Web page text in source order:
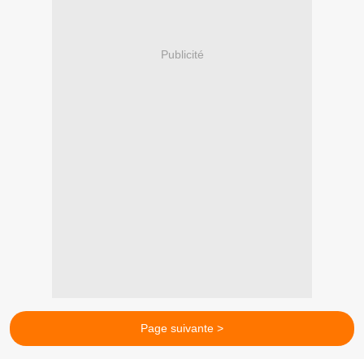
Publicité
Page suivante >